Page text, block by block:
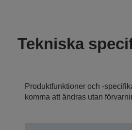
Tekniska
Produktfunktioner och -
komma att ändras utan